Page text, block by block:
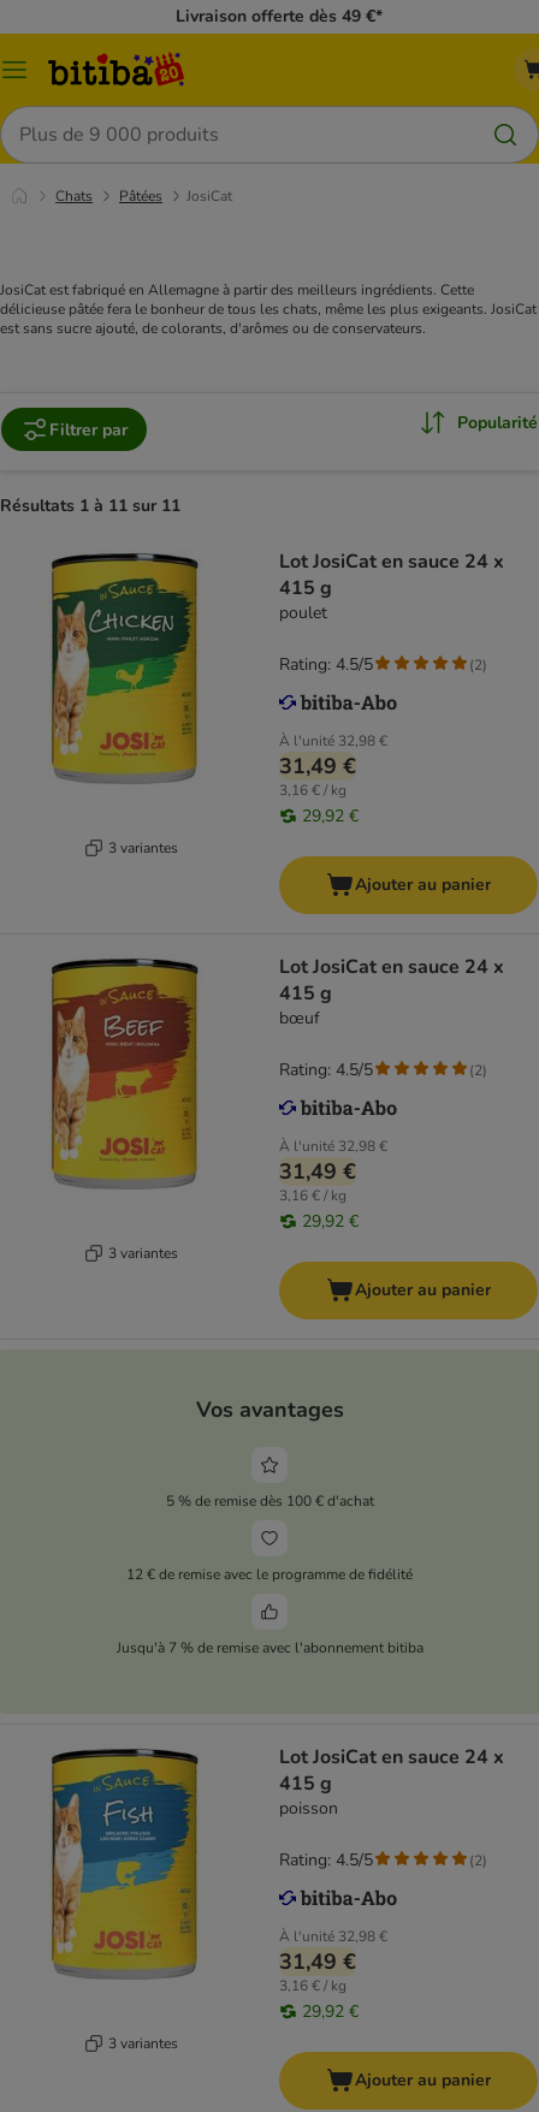
Livraison offerte dès 49 €*
Menu
Rechercher
Chats Pâtées JosiCat
JosiCat est fabriqué en Allemagne à partir des meilleurs ingrédients. Cette
délicieuse pâtée fera le bonheur de tous les chats, même les plus exigeants. JosiCat
est sans sucre ajouté, de colorants, d'arômes ou de conservateurs.
Filtrer par Popularité
Résultats 1 à 11 sur 11
3 variantes
Lot JosiCat en sauce 24 x
415 g
poulet
À l'unité 32,98 €
31,49 €
3,16 € / kg
29,92 €
Rating: 4.5/5 (2)
Ajouter au panier
3 variantes
Lot JosiCat en sauce 24 x
415 g
bœuf
À l'unité 32,98 €
31,49 €
3,16 € / kg
29,92 €
Rating: 4.5/5 (2)
Ajouter au panier
Vos avantages
5 % de remise dès 100 € d'achat
12 € de remise avec le programme de fidélité
Jusqu'à 7 % de remise avec l'abonnement bitiba
3 variantes
Lot JosiCat en sauce 24 x
415 g
poisson
À l'unité 32,98 €
31,49 €
3,16 € / kg
29,92 €
Rating: 4.5/5 (2)
Ajouter au panier